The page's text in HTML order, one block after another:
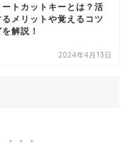
ートカットキーとは？活
るメリットや覚えるコツ
解説！
2024年4月13日